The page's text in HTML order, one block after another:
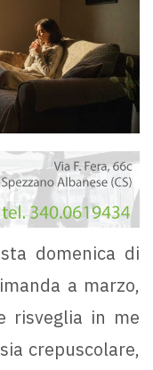
domenica di
a marzo,
risveglia in me
crepuscolare,